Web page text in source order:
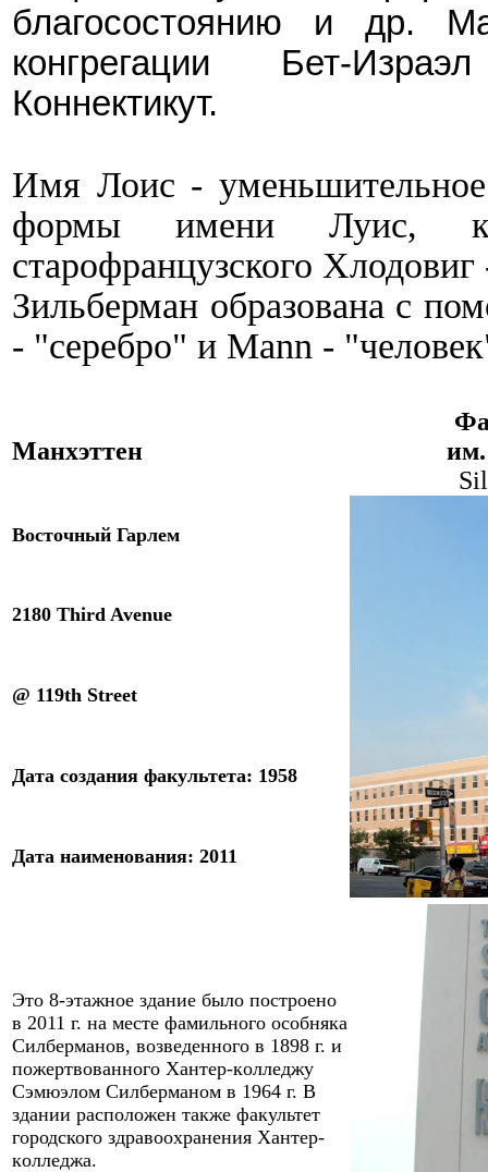
благосостоянию и др.
конгрегации Бет-
Коннектикут.
Имя Лоис -
формы имени Луис,
старофранцузского Хлодовиг
Зильберман образована с
- "серебро" и Mann -
Манхэттен
Ф
Восточный Гарлем
2180 Third Avenue
@ 119th Street
Дата создания факультета: 1958
Дата наименования: 2011
Это 8-этажное здание было построено
в 2011 г. на месте фамильного особняка
Силберманов, возведенного в 1898 г. и
пожертвованного Хантер-колледжу
Сэмюэлом Силберманом в 1964 г. В
здании расположен также факультет
городского здравоохранения Хантер-
колледжа.